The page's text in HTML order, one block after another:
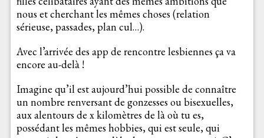
nous et cherchant les mêmes choses (relation
sérieuse, passades, plan cul…).
Avec l’arrivée des app de rencontre lesbiennes ça va
encore au-delà !
Imagine qu’il est aujourd’hui possible de connaître
un nombre renversant de gonzesses ou bisexuelles,
aux alentours de x kilomètres de là où tu es,
possédant les mêmes hobbies, qui est seule, qui